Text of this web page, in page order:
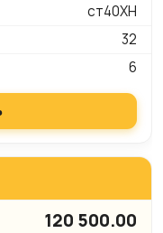
ст40ХН
32
6
120 500.00